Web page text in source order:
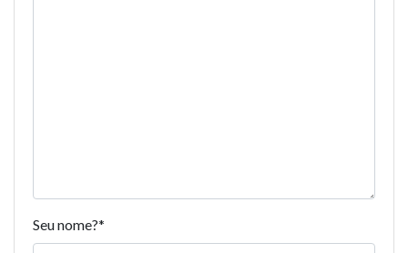
Seu nome?*